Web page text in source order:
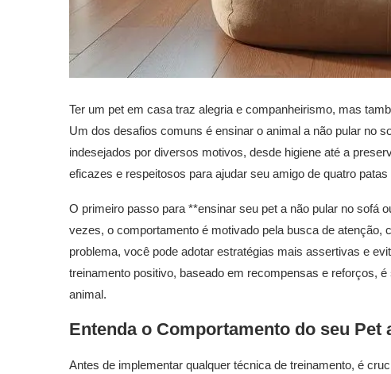
Ter um pet em casa traz alegria e companheirismo, mas
Um dos desafios comuns é ensinar o animal a não pular no
indesejados por diversos motivos, desde higiene até a
eficazes e respeitosos para ajudar seu amigo de quatro
O primeiro passo para **ensinar seu pet a não pular no sofá
vezes, o comportamento é motivado pela busca de atenção,
problema, você pode adotar estratégias mais assertivas e
treinamento positivo, baseado em recompensas e reforços,
animal.
Entenda o Comportamento do seu Pet
Antes de implementar qualquer técnica de treinamento, é